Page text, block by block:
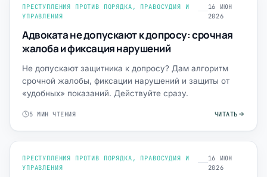
ПРЕСТУПЛЕНИЯ ПРОТИВ ПОРЯДКА, ПРАВОСУДИЯ И
УПРАВЛЕНИЯ
16 ИЮН
2026
Адвоката не допускают к допросу: срочная
жалоба и фиксация нарушений
Не допускают защитника к допросу? Дам алгоритм
срочной жалобы, фиксации нарушений и защиты от
«удобных» показаний. Действуйте сразу.
5 МИН ЧТЕНИЯ ЧИТАТЬ
ПРЕСТУПЛЕНИЯ ПРОТИВ ПОРЯДКА, ПРАВОСУДИЯ И
УПРАВЛЕНИЯ
16 ИЮН
2026